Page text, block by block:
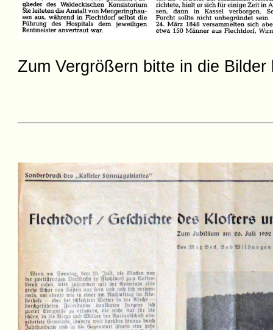
Zum Vergrößern bitte in die Bilder